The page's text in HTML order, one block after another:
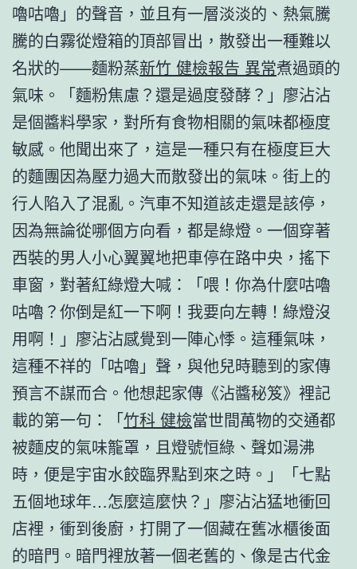
嚕咕嚕」的聲音，並且有一層淡淡的、熱氣騰
騰的白霧從燈箱的頂部冒出，散發出一種難以
名狀的——麵粉蒸新竹 健檢報告 異常煮過頭的
氣味。「麵粉焦慮？還是過度發酵？」廖沾沾
是個醬料學家，對所有食物相關的氣味都極度
敏感。他聞出來了，這是一種只有在極度巨大
的麵團因為壓力過大而散發出的氣味。街上的
行人陷入了混亂。汽車不知道該走還是該停，
因為無論從哪個方向看，都是綠燈。一個穿著
西裝的男人小心翼翼地把車停在路中央，搖下
車窗，對著紅綠燈大喊：「喂！你為什麼咕嚕
咕嚕？你倒是紅一下啊！我要向左轉！綠燈沒
用啊！」廖沾沾感覺到一陣心悸。這種氣味，
這種不祥的「咕嚕」聲，與他兒時聽到的家傳
預言不謀而合。他想起家傳《沾醬秘笈》裡記
載的第一句：「竹科 健檢當世間萬物的交通都
被麵皮的氣味籠罩，且燈號恒綠、聲如湯沸
時，便是宇宙水餃臨界點到來之時。」「七點
五個地球年…怎麼這麼快？」廖沾沾猛地衝回
店裡，衝到後廚，打開了一個藏在舊冰櫃後面
的暗門。暗門裡放著一個老舊的、像是古代金